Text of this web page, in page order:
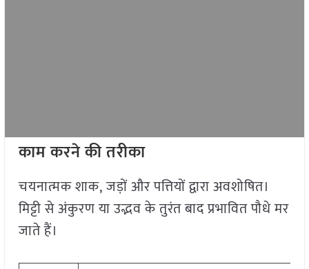
काम करने की तरीका
चयनात्मक शाक, जड़ों और पत्तियों द्वारा अवशोषित।
मिट्टी से अंकुरण या उद्भव के तुरंत बाद प्रभावित पौधे मर
जाते हैं।